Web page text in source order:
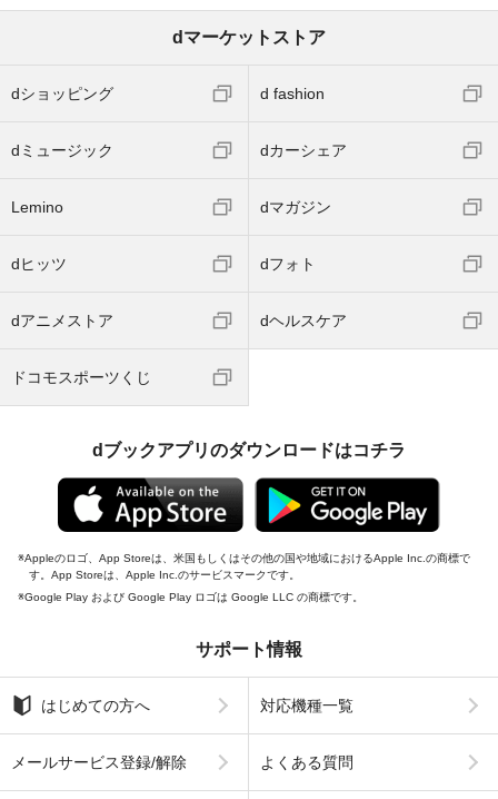
dマーケットストア
dショッピング d fashion
dミュージック dカーシェア
Lemino dマガジン
dヒッツ dフォト
dアニメストア dヘルスケア
ドコモスポーツくじ
dブックアプリのダウンロードはコチラ
Appleのロゴ、App Storeは、米国もしくはその他の国や地域におけるApple Inc.の商標で
す。App Storeは、Apple Inc.のサービスマークです。
Google Play および Google Play ロゴは Google LLC の商標です。
サポート情報
はじめての方へ 対応機種一覧
メールサービス登録/解除 よくある質問